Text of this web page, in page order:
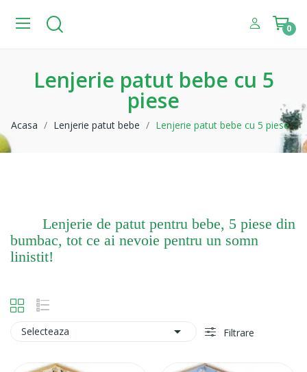
0
Lenjerie patut bebe cu 5
piese
Acasa Lenjerie patut bebe Lenjerie patut bebe cu 5 piese
Lenjerie de patut pentru bebe, 5 piese din
bumbac, tot ce ai nevoie pentru un somn
linistit!
Selecteaza  Filtrare